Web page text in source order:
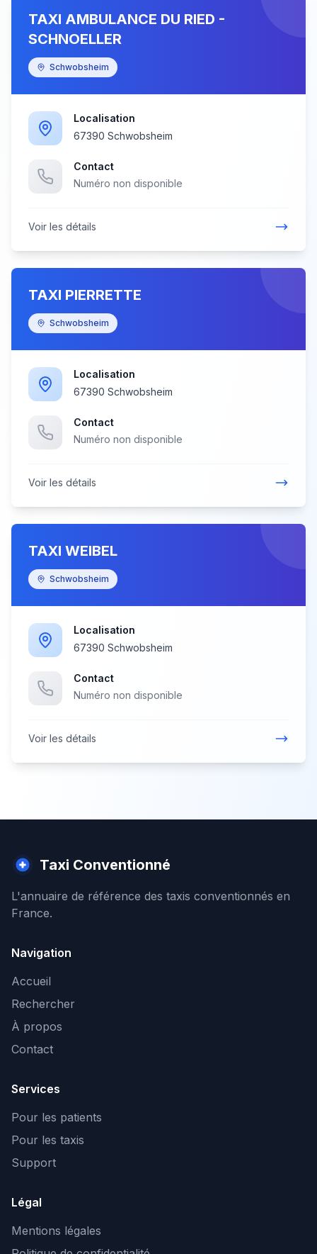
TAXI AMBULANCE DU RIED -
SCHNOELLER
Schwobsheim
Localisation
67390 Schwobsheim
Contact
Numéro non disponible
Voir les détails
TAXI PIERRETTE
Schwobsheim
Localisation
67390 Schwobsheim
Contact
Numéro non disponible
Voir les détails
TAXI WEIBEL
Schwobsheim
Localisation
67390 Schwobsheim
Contact
Numéro non disponible
Voir les détails
Taxi Conventionné
L'annuaire de référence des taxis conventionnés en
France.
Navigation
Accueil
Rechercher
À propos
Contact
Services
Pour les patients
Pour les taxis
Support
Légal
Mentions légales